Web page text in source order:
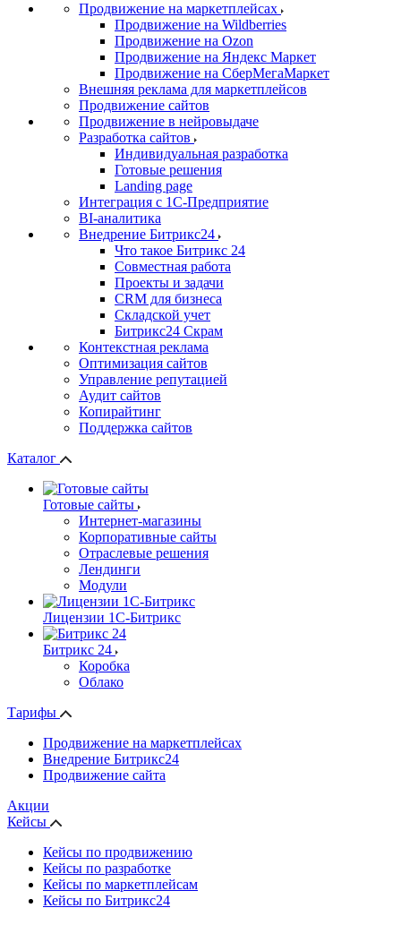
Продвижение на маркетплейсах
Продвижение на Wildberries
Продвижение на Ozon
Продвижение на Яндекс Маркет
Продвижение на СберМегаМаркет
Внешняя реклама для маркетплейсов
Продвижение сайтов
Продвижение в нейровыдаче
Разработка сайтов
Индивидуальная разработка
Готовые решения
Landing page
Интеграция с 1С-Предприятие
BI-аналитика
Внедрение Битрикс24
Что такое Битрикс 24
Совместная работа
Проекты и задачи
СRМ для бизнеса
Складской учет
Битрикс24 Скрам
Контекстная реклама
Оптимизация сайтов
Управление репутацией
Аудит сайтов
Копирайтинг
Поддержка сайтов
Каталог
Готовые сайты
Интернет-магазины
Корпоративные сайты
Отраслевые решения
Лендинги
Модули
Лицензии 1С-Битрикс
Битрикс 24
Коробка
Облако
Тарифы
Продвижение на маркетплейсах
Внедрение Битрикс24
Продвижение сайта
Акции
Кейсы
Кейсы по продвижению
Кейсы по разработке
Кейсы по маркетплейсам
Кейсы по Битрикс24